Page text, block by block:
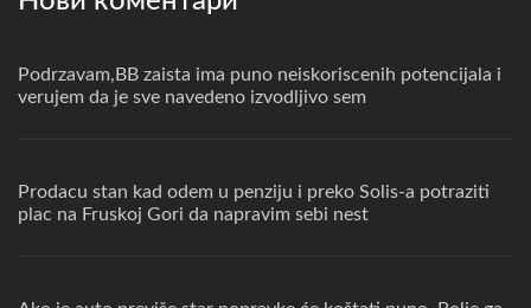
Podrzavam,BB zaista ima puno neiskoriscenih potencijala i
verujem da je sve navedeno izvodljivo sem
Prodacu stan kad odem u penziju i preko Solis-a potraziti
plac na Fruskoj Gori da napravim sebi nest